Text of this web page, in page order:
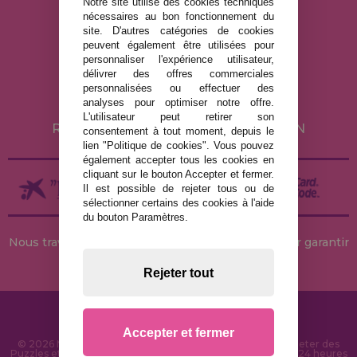
MENTIONS LÉGALES
POLITIQUE DE CONFIDENTIALITÉ
POLITIQUE DE COOKIES
LIVRAISON ET RETOUR
RETOURS / DROIT DE RÉTRACTATION
Nous travaillons avec des stocks permanents pour garantir
© 2026 MaisonDesPuzzles.fr - Boutique en ligne pour acheter des
Puzzles et des Casse-têtes sur Internet. Livraison rapide en 24 heures
nécessaires au bon fonctionnement du
site. D'autres catégories de cookies
peuvent également être utilisées pour
personnaliser l'expérience utilisateur,
délivrer des offres commerciales
personnalisées ou effectuer des
analyses pour optimiser notre offre.
L'utilisateur peut retirer son
consentement à tout moment, depuis le
lien "Politique de cookies". Vous pouvez
également accepter tous les cookies en
cliquant sur le bouton Accepter et fermer.
Il est possible de rejeter tous ou de
sélectionner certains des cookies à l'aide
du bouton Paramètres.
Rejeter tout
Accepter et fermer